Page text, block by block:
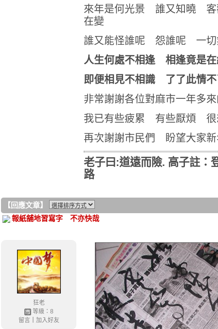
來年是何光景 誰又知曉 客
在變
誰又能怪誰呢 怨誰呢 一切
人生何處不相逢 相逢竟是在
即便相見不相識 了了此情
非常謝謝各位對麻市一年多
我已有些疲累 有些厭煩 很
再次謝謝市民們 盼望大家新
老子曰:道遠而險. 高子註：
路
【回應文章】
報紙舖地習寫字 不亦快哉
狂老
等級：8
留言｜ 加入好友